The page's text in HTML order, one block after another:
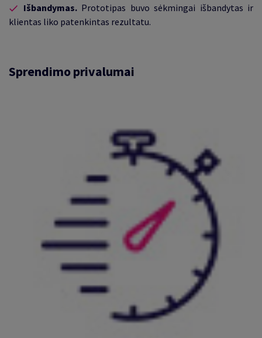
Išbandymas. Prototipas buvo sėkmingai išbandytas ir
klientas liko patenkintas rezultatu.
Sprendimo privalumai